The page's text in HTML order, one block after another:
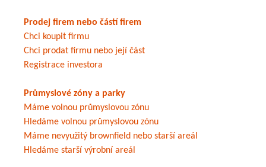
Prodej firem nebo částí firem
Chci koupit firmu
Chci prodat firmu nebo její část
Registrace investora
Průmyslové zóny a parky
Máme volnou průmyslovou zónu
Hledáme volnou průmyslovou zónu
Máme nevyužitý brownfield nebo starší areál
Hledáme starší výrobní areál